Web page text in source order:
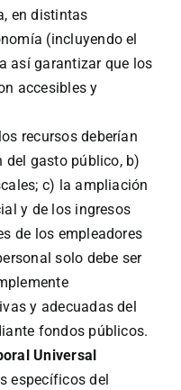
en distintas
(incluyendo el
así garantizar que los
accesibles y
recursos deberían
del gasto público, b)
c) la ampliación
y de los ingresos
de los empleadores
solo debe ser
y adecuadas del
fondos públicos.
Universal
específicos del